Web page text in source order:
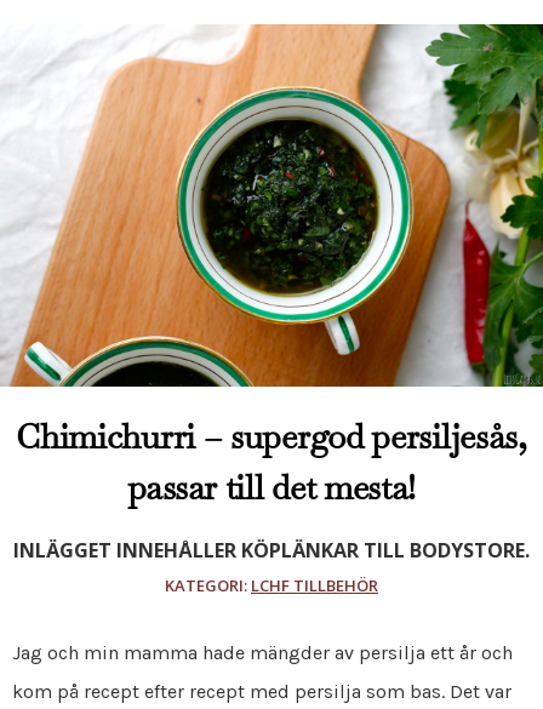
Chimichurri – supergod persiljesås,
passar till det mesta!
INLÄGGET INNEHÅLLER KÖPLÄNKAR TILL BODYSTORE.
KATEGORI: LCHF TILLBEHÖR
Jag och min mamma hade mängder av persilja ett år och
kom på recept efter recept med persilja som bas. Det var